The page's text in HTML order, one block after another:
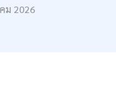
ม 2026